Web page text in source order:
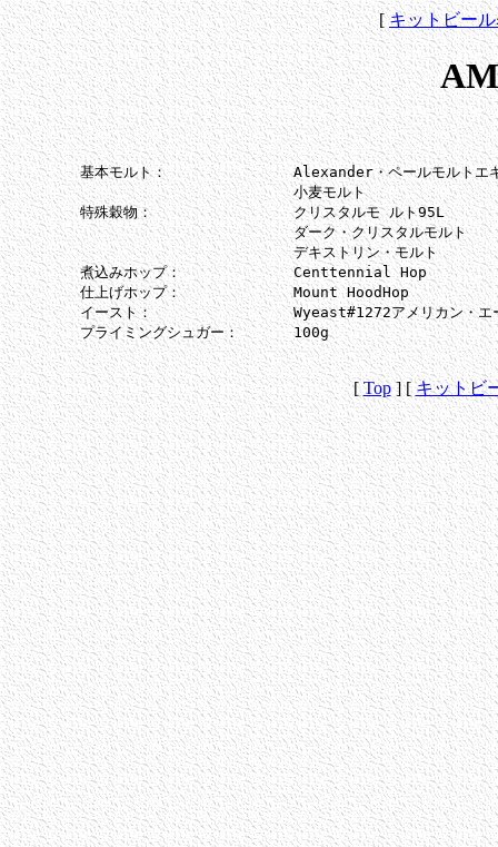
[キットビー
	基本モルト：		Alexander・ペールモルトエキス		2.72Kg
				小麦モルト			　　　　340g
	特殊穀物：		クリスタルモ ルト95L			230g
				ダーク・クリスタルモルト         	230g
				デキストリン・モルト			110g
	煮込みホップ：		Centtennial Hop　　　			1オンス
	仕上げホップ：		Mount HoodHop 				1オンス
	イースト：		Wyeast#1272アメリカン・エールII 液体イースト
	プライミングシュガー：	100g
[Top] [キットビ